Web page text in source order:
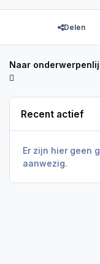
Delen
Naar
Recent actief
Er zijn hier geen
aanwezig.